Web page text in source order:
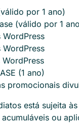
por 1 ano)
(válido por 1
(1 ano)
promocionais
está sujeita
ou